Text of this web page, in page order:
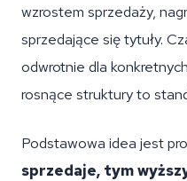
wzrostem sprzedaży,
sprzedające się tytuły.
odwrotnie dla
rosnące struktury to
Podstawowa idea jest
sprzedaje, tym